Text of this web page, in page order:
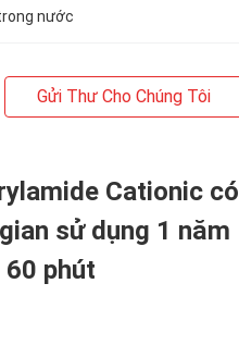
nước
Gửi Thư Cho Chúng Tôi
Cationic có
sử dụng 1 năm
60 phút